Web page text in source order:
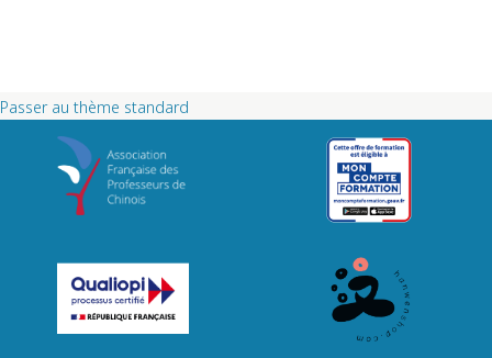
Passer au thème standard